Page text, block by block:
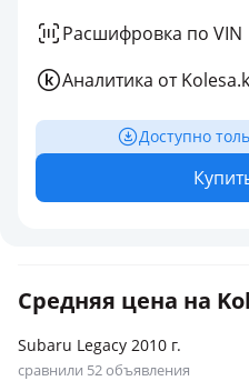
Расшифровка по VIN
Аналитика от
Доступно
Средняя цена на
Subaru Legacy 2010 г.
сравнили 52 объявления